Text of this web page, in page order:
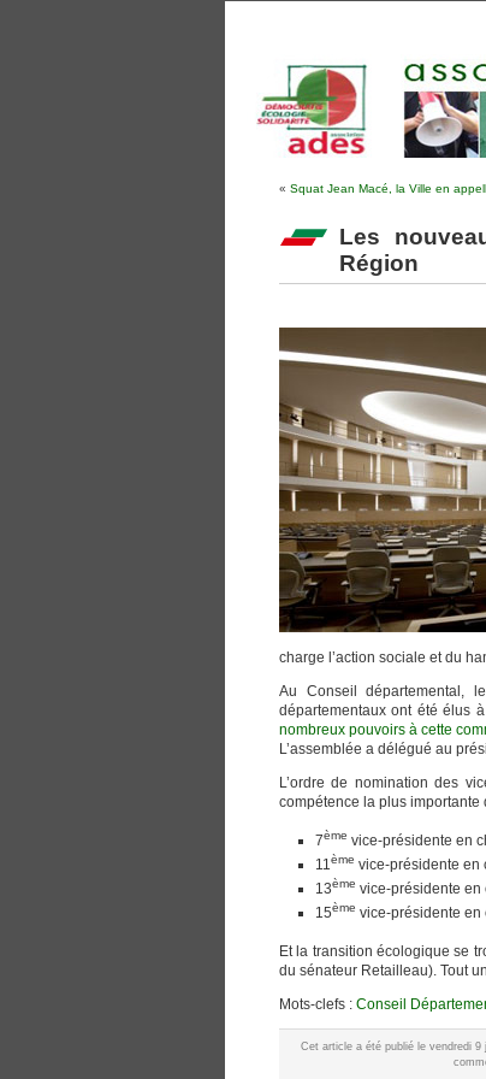
« Squat Jean Macé, la Ville en
Les
Région
charge l’action sociale et du
Au Conseil départemental,
départementaux ont été élus
nombreux pouvoirs à cette
L’assemblée a délégué au
L’ordre de nomination des
compétence la plus importante
7ème vice-présidente en
11ème vice-présidente en
13ème vice-présidente en
15ème vice-présidente en
Et la transition écologique se
du sénateur Retailleau). Tout
Mots-clefs : Conseil
Cet article a été publié le vendredi